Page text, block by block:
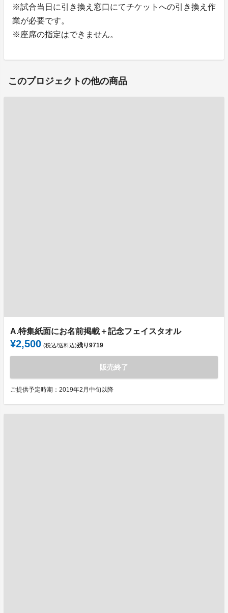
※試合当日に引き換え窓口にてチケットへの引き換え作
業が必要です。
※座席の指定はできません。
このプロジェクトの他の商品
A.特集紙面にお名前掲載＋記念フェイスタオル
¥2,500 (税込/送料込)残り9719
販売終了
ご提供予定時期：2019年2月中旬以降